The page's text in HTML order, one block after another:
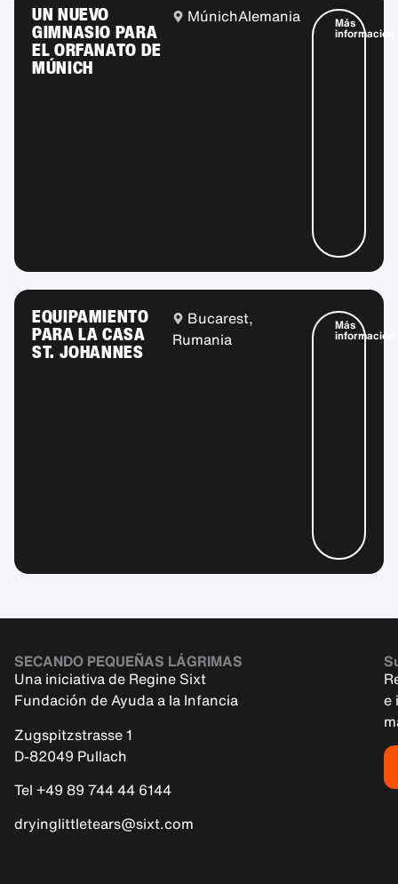
UN NUEVO
GIMNASIO PARA
EL ORFANATO DE
MÚNICH
MúnichAlemania Más
información
EQUIPAMIENTO
PARA LA CASA
ST. JOHANNES
Bucarest,
Rumania
Más
información
SECANDO PEQUEÑAS LÁGRIMAS
Una iniciativa de Regine Sixt
Fundación de Ayuda a la Infancia
Zugspitzstrasse 1
D-82049 Pullach
Tel +49 89 744 44 6144
dryinglittletears@sixt.com
e